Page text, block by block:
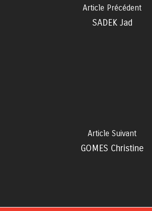
Article Précédent
SADEK Jad
Article Suivant
GOMES Christine